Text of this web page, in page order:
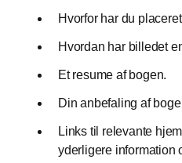
Hvorfor har du
Hvordan har billedet
Et resume af bogen.
Din anbefaling af
Links til relevante
yderligere information